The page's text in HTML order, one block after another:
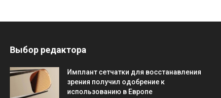
Выбор редактора
Имплант сетчатки для восстанавления
зрения получил одобрение к
использованию в Европе